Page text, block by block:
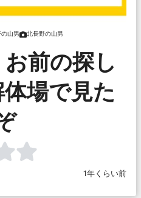
山男 北長野の山男
前の探し
場で見た
1年くらい前